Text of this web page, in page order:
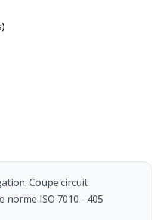
Coupe circuit
ISO 7010 - 405